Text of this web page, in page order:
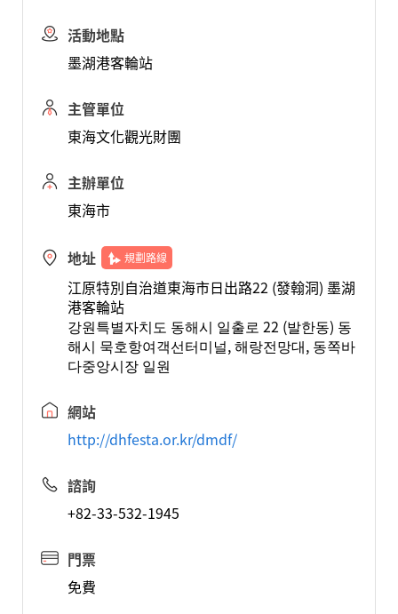
活動地點
墨湖港客輪站
主管單位
東海文化觀光財團
主辦單位
東海市
地址 規劃路線
江原特別自治道東海市日出路22 (發翰洞) 墨湖
港客輪站
강원특별자치도 동해시 일출로 22 (발한동) 동
해시 묵호항여객선터미널, 해랑전망대, 동쪽바
다중앙시장 일원
網站
http://dhfesta.or.kr/dmdf/
諮詢
+82-33-532-1945
門票
免費